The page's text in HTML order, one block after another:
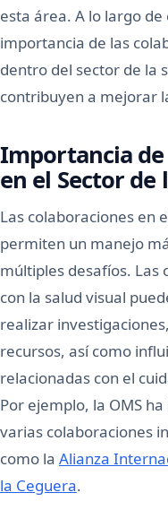
esta área. A lo largo
importancia de las
dentro del sector de la
contribuyen a mejorar
Importancia de
en el Sector de
Las colaboraciones en
permiten un manejo
múltiples desafíos. Las
con la salud visual
realizar
recursos, así como
relacionadas con el
Por ejemplo, la OMS
varias colaboraciones
como la Alianza
la Ceguera.